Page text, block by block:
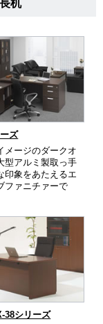
机
ズ
メージのダークオ
型アルミ製取っ手
印象をあたえるエ
ファニチァーで
38シリーズ